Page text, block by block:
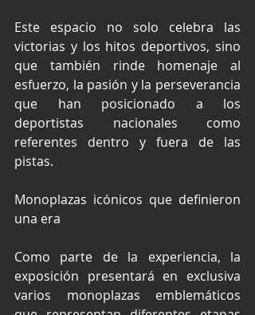
Este espacio no solo celebra las
victorias y los hitos deportivos, sino
que también rinde homenaje al
esfuerzo, la pasión y la perseverancia
que han posicionado a los
deportistas nacionales como
referentes dentro y fuera de las
pistas.
Monoplazas icónicos que definieron
una era
Como parte de la experiencia, la
exposición presentará en exclusiva
varios monoplazas emblemáticos